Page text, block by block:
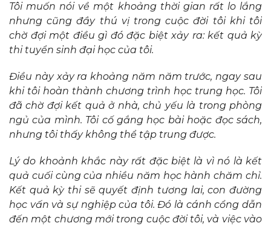
Tôi muốn nói về một khoảng thời gian rất lo lắng
nhưng cũng đầy thú vị trong cuộc đời tôi khi tôi
chờ đợi một điều gì đó đặc biệt xảy ra: kết quả kỳ
thi tuyển sinh đại học của tôi.
Điều này xảy ra khoảng năm năm trước, ngay sau
khi tôi hoàn thành chương trình học trung học. Tôi
đã chờ đợi kết quả ở nhà, chủ yếu là trong phòng
ngủ của mình. Tôi cố gắng học bài hoặc đọc sách,
nhưng tôi thấy không thể tập trung được.
Lý do khoảnh khắc này rất đặc biệt là vì nó là kết
quả cuối cùng của nhiều năm học hành chăm chỉ.
Kết quả kỳ thi sẽ quyết định tương lai, con đường
học vấn và sự nghiệp của tôi. Đó là cánh cổng dẫn
đến một chương mới trong cuộc đời tôi, và việc vào